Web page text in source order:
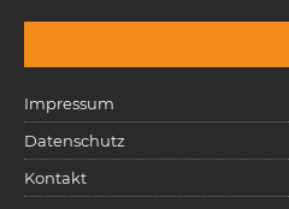
Impressum
Datenschutz
Kontakt